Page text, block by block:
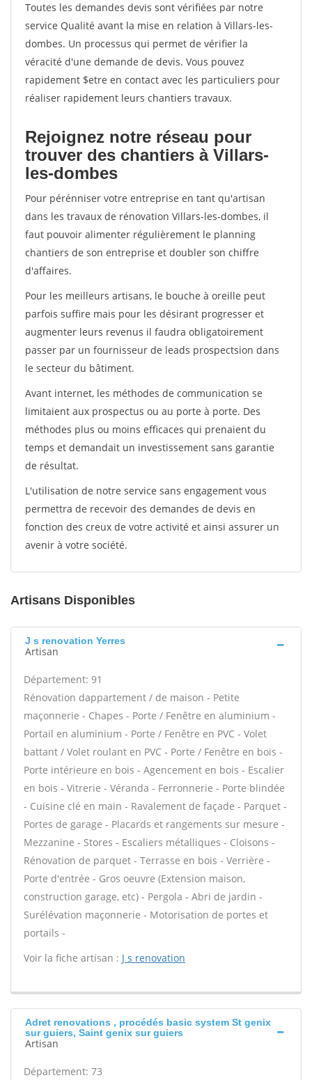
Toutes les demandes devis sont vérifiées par notre
service Qualité avant la mise en relation à Villars-les-
dombes. Un processus qui permet de vérifier la
véracité d'une demande de devis. Vous pouvez
rapidement $etre en contact avec les particuliers pour
réaliser rapidement leurs chantiers travaux.
Rejoignez notre réseau pour
trouver des chantiers à Villars-
les-dombes
Pour pérénniser votre entreprise en tant qu'artisan
dans les travaux de rénovation Villars-les-dombes, il
faut pouvoir alimenter régulièrement le planning
chantiers de son entreprise et doubler son chiffre
d'affaires.
Pour les meilleurs artisans, le bouche à oreille peut
parfois suffire mais pour les désirant progresser et
augmenter leurs revenus il faudra obligatoirement
passer par un fournisseur de leads prospectsion dans
le secteur du bâtiment.
Avant internet, les méthodes de communication se
limitaient aux prospectus ou au porte à porte. Des
méthodes plus ou moins efficaces qui prenaient du
temps et demandait un investissement sans garantie
de résultat.
L'utilisation de notre service sans engagement vous
permettra de recevoir des demandes de devis en
fonction des creux de votre activité et ainsi assurer un
avenir à votre société.
Artisans Disponibles
J s renovation Yerres
Artisan
Département: 91
Rénovation dappartement / de maison - Petite
maçonnerie - Chapes - Porte / Fenêtre en aluminium -
Portail en aluminium - Porte / Fenêtre en PVC - Volet
battant / Volet roulant en PVC - Porte / Fenêtre en bois -
Porte intérieure en bois - Agencement en bois - Escalier
en bois - Vitrerie - Véranda - Ferronnerie - Porte blindée
- Cuisine clé en main - Ravalement de façade - Parquet -
Portes de garage - Placards et rangements sur mesure -
Mezzanine - Stores - Escaliers métalliques - Cloisons -
Rénovation de parquet - Terrasse en bois - Verrière -
Porte d'entrée - Gros oeuvre (Extension maison,
construction garage, etc) - Pergola - Abri de jardin -
Surélévation maçonnerie - Motorisation de portes et
portails -
Voir la fiche artisan : J s renovation
Adret renovations , procédés basic system St genix
sur guiers, Saint genix sur guiers
Artisan
Département: 73